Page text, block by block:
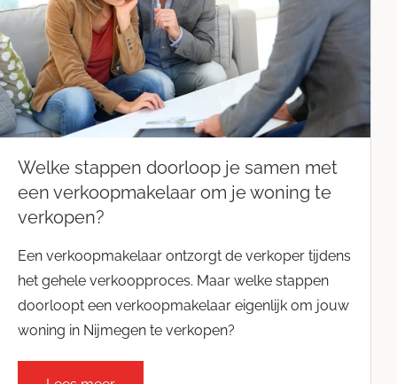
Contact opnemen
Huis & tuin
Huis kopen
Huis verkopen
Interieur
Vastgoed
Woning aankopen
Woning verkopen
Woningmarkt
Welke stappen doorloop je samen met
een verkoopmakelaar om je woning te
verkopen?
Een verkoopmakelaar ontzorgt de verkoper tijdens
het gehele verkoopproces. Maar welke stappen
doorloopt een verkoopmakelaar eigenlijk om jouw
woning in Nijmegen te verkopen?